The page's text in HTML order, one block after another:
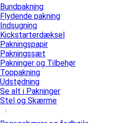
Bundpakning
Flydende pakning
Indsugning
Kickstarterdæksel
Pakningspapir
Pakningssæt
Pakninger og Tilbehør
Toppakning
Udstødning
Se alt i Pakninger
Stel og Skærme